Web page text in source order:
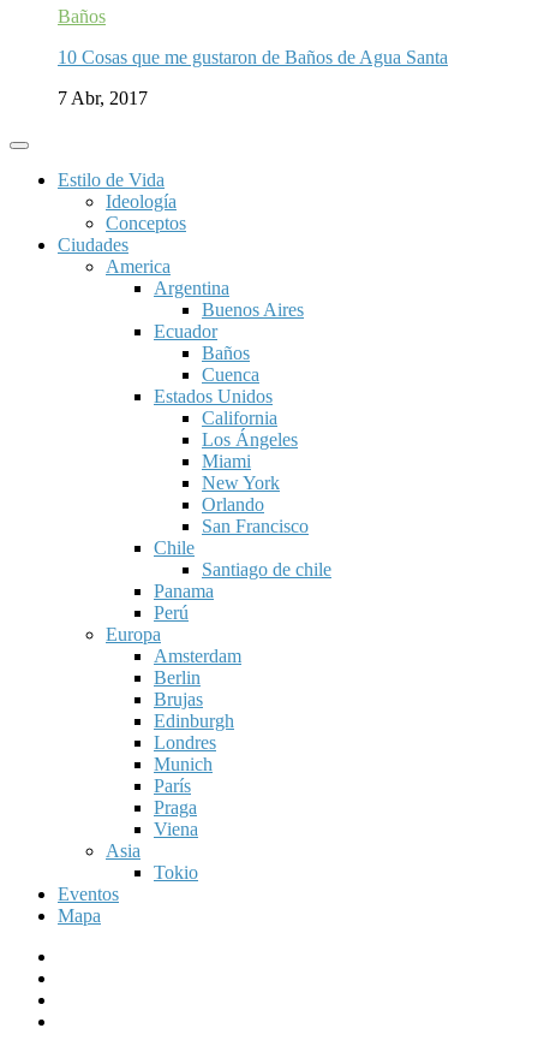
Baños
10 Cosas que me gustaron de Baños de Agua Santa
7 Abr, 2017
Estilo de Vida
Ideología
Conceptos
Ciudades
America
Argentina
Buenos Aires
Ecuador
Baños
Cuenca
Estados Unidos
California
Los Ángeles
Miami
New York
Orlando
San Francisco
Chile
Santiago de chile
Panama
Perú
Europa
Amsterdam
Berlin
Brujas
Edinburgh
Londres
Munich
París
Praga
Viena
Asia
Tokio
Eventos
Mapa